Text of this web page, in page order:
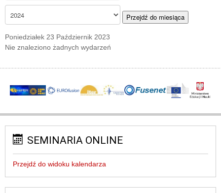
Przejdź do miesiąca
Poniedziałek 23 Październik 2023
Nie znaleziono żadnych wydarzeń
SEMINARIA ONLINE
Przejdź do widoku kalendarza